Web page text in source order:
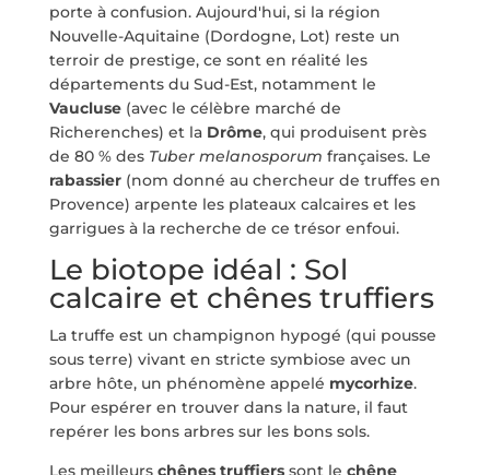
porte à confusion. Aujourd'hui, si la région
Nouvelle-Aquitaine (Dordogne, Lot) reste un
terroir de prestige, ce sont en réalité les
départements du Sud-Est, notamment le
Vaucluse(avec le célèbre marché de
Richerenches) et la Drôme, qui produisent près
de 80 % des Tuber melanosporum françaises. Le
rabassier(nom donné au chercheur de truffes en
Provence) arpente les plateaux calcaires et les
garrigues à la recherche de ce trésor enfoui.
Le biotope idéal : Sol
calcaire et chênes truffiers
La truffe est un champignon hypogé (qui pousse
sous terre) vivant en stricte symbiose avec un
arbre hôte, un phénomène appelé mycorhize.
Pour espérer en trouver dans la nature, il faut
repérer les bons arbres sur les bons sols.